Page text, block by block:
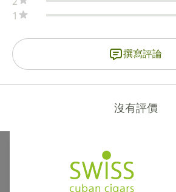
1
撰寫評論
沒有評價
提供寄往加拿大、英國及澳洲的國際運送服務！